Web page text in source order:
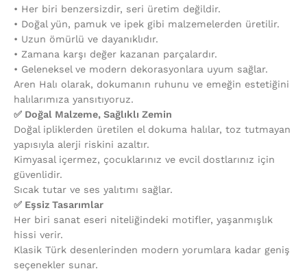
•⁠ ⁠Her biri benzersizdir, seri üretim değildir.
•⁠ ⁠Doğal yün, pamuk ve ipek gibi malzemelerden üretilir.
•⁠ ⁠Uzun ömürlü ve dayanıklıdır.
•⁠ ⁠Zamana karşı değer kazanan parçalardır.
•⁠ ⁠Geleneksel ve modern dekorasyonlara uyum sağlar.
Aren Halı olarak, dokumanın ruhunu ve emeğin estetiğini
halılarımıza yansıtıyoruz.
✅ Doğal Malzeme, Sağlıklı Zemin
Doğal ipliklerden üretilen el dokuma halılar, toz tutmayan
yapısıyla alerji riskini azaltır.
Kimyasal içermez, çocuklarınız ve evcil dostlarınız için
güvenlidir.
Sıcak tutar ve ses yalıtımı sağlar.
✅ Eşsiz Tasarımlar
Her biri sanat eseri niteliğindeki motifler, yaşanmışlık
hissi verir.
Klasik Türk desenlerinden modern yorumlara kadar geniş
seçenekler sunar.